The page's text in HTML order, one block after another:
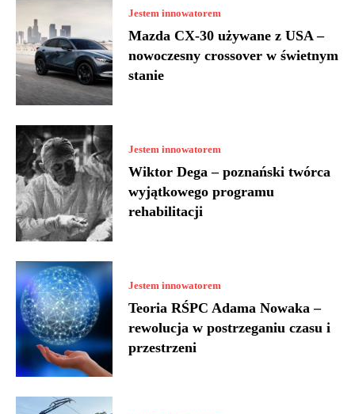
Jestem innowatorem
Mazda CX-30 używane z USA –
nowoczesny crossover w świetnym
stanie
Jestem innowatorem
Wiktor Dega – poznański twórca
wyjątkowego programu
rehabilitacji
Jestem innowatorem
Teoria RŚPC Adama Nowaka –
rewolucja w postrzeganiu czasu i
przestrzeni